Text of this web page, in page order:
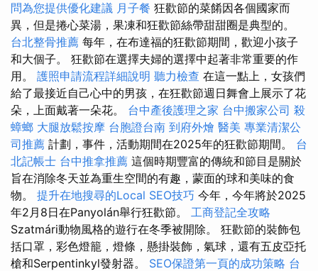
問為您提供優化建議 月子餐 狂歡節的菜餚因各個國家而
異，但是捲心菜湯，果凍和狂歡節絲帶甜甜圈是典型的。
台北整骨推薦 每年，在布達福的狂歡節期間，歡迎小孩子
和大個子。 狂歡節在選擇夫婦的選擇中起著非常重要的作
用。 護照申請流程詳細說明 聽力檢查 在這一點上，女孩們
給了最接近自己心中的男孩，在狂歡節週日舞會上展示了花
朵，上面戴著一朵花。 台中產後護理之家 台中搬家公司 殺
蟑螂 大腿放鬆按摩 台胞證台南 到府外燴 醫美 專業清潔公
司推薦 計劃，事件，活動期間在2025年的狂歡節期間。 台
北記帳士 台中推拿推薦 這個時期豐富的傳統和節目是關於
旨在消除冬天並為重生空間的有趣，蒙面的球和美味的食
物。 提升在地搜尋的Local SEO技巧 今年，今年將於2025
年2月8日在Panyolán舉行狂歡節。 工商登記全攻略
Szatmári動物風格的遊行在冬季被開除。 狂歡節的裝飾包
括口罩，彩色燈籠，燈條，懸掛裝飾，氣球，還有五皮亞托
槍和Serpentinkyl發射器。 SEO保證第一頁的成功策略 台